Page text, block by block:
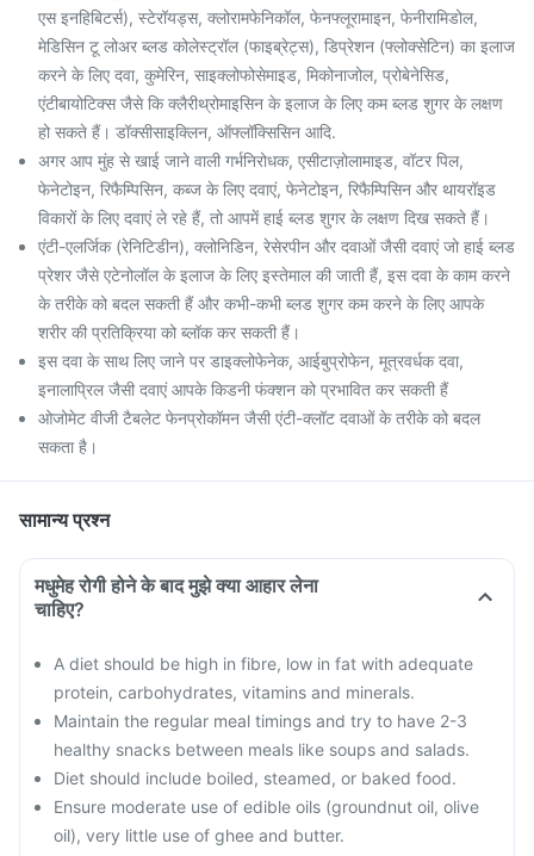
एस इनहिबिटर्स), स्टेरॉयड्स, क्लोरामफेनिकॉल, फेनफ्लूरामाइन, फेनीरामिडोल,
मेडिसिन टू लोअर ब्लड कोलेस्ट्रॉल (फाइब्रेट्स), डिप्रेशन (फ्लोक्सेटिन) का इलाज
करने के लिए दवा, कुमेरिन, साइक्लोफोसेमाइड, मिकोनाजोल, प्रोबेनेसिड,
एंटीबायोटिक्स जैसे कि क्लैरीथ्रोमाइसिन के इलाज के लिए कम ब्लड शुगर के लक्षण
हो सकते हैं। डॉक्सीसाइक्लिन, ऑफ्लॉक्सिसिन आदि.
अगर आप मुंह से खाई जाने वाली गर्भनिरोधक, एसीटाज़ोलामाइड, वॉटर पिल,
फेनेटोइन, रिफैम्पिसिन, कब्ज के लिए दवाएं, फेनेटोइन, रिफैम्पिसिन और थायरॉइड
विकारों के लिए दवाएं ले रहे हैं, तो आपमें हाई ब्लड शुगर के लक्षण दिख सकते हैं।
एंटी-एलर्जिक (रेनिटिडीन), क्लोनिडिन, रेसेरपीन और दवाओं जैसी दवाएं जो हाई ब्लड
प्रेशर जैसे एटेनोलॉल के इलाज के लिए इस्तेमाल की जाती हैं, इस दवा के काम करने
के तरीके को बदल सकती हैं और कभी-कभी ब्लड शुगर कम करने के लिए आपके
शरीर की प्रतिक्रिया को ब्लॉक कर सकती हैं।
इस दवा के साथ लिए जाने पर डाइक्लोफेनेक, आईबुप्रोफेन, मूत्रवर्धक दवा,
इनालाप्रिल जैसी दवाएं आपके किडनी फंक्शन को प्रभावित कर सकती हैं
ओजोमेट वीजी टैबलेट फेनप्रोकॉमन जैसी एंटी-क्लॉट दवाओं के तरीके को बदल
सकता है।
सामान्य प्रश्न
मधुमेह रोगी होने के बाद मुझे क्या आहार लेना
चाहिए?
A diet should be high in fibre, low in fat with adequate
protein, carbohydrates, vitamins and minerals.
Maintain the regular meal timings and try to have 2-3
healthy snacks between meals like soups and salads.
Diet should include boiled, steamed, or baked food.
Ensure moderate use of edible oils (groundnut oil, olive
oil), very little use of ghee and butter.